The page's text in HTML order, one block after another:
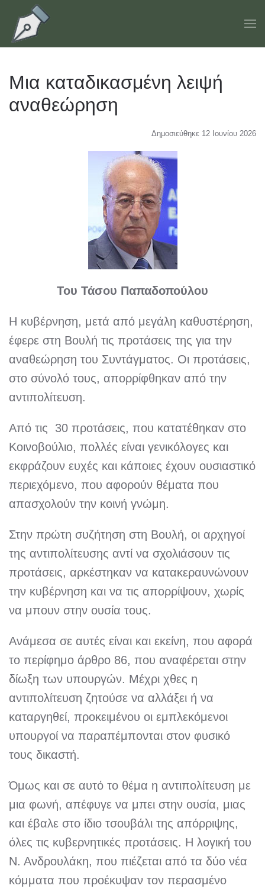
Skip to main content
Μια καταδικασμένη λειψή
αναθεώρηση
Δημοσιεύθηκε 12 Ιουνίου 2026
Του Τάσου Παπαδοπούλου
Η κυβέρνηση, μετά από μεγάλη καθυστέρηση,
έφερε στη Βουλή τις προτάσεις της για την
αναθεώρηση του Συντάγματος. Οι προτάσεις,
στο σύνολό τους, απορρίφθηκαν από την
αντιπολίτευση.
Από τις 30 προτάσεις, που κατατέθηκαν στο
Κοινοβούλιο, πολλές είναι γενικόλογες και
εκφράζουν ευχές και κάποιες έχουν ουσιαστικό
περιεχόμενο, που αφορούν θέματα που
απασχολούν την κοινή γνώμη.
Στην πρώτη συζήτηση στη Βουλή, οι αρχηγοί
της αντιπολίτευσης αντί να σχολιάσουν τις
προτάσεις, αρκέστηκαν να κατακεραυνώνουν
την κυβέρνηση και να τις απορρίψουν, χωρίς
να μπουν στην ουσία τους.
Ανάμεσα σε αυτές είναι και εκείνη, που αφορά
το περίφημο άρθρο 86, που αναφέρεται στην
δίωξη των υπουργών. Μέχρι χθες η
αντιπολίτευση ζητούσε να αλλάξει ή να
καταργηθεί, προκειμένου οι εμπλεκόμενοι
υπουργοί να παραπέμπονται στον φυσικό
τους δικαστή.
Όμως και σε αυτό το θέμα η αντιπολίτευση με
μια φωνή, απέφυγε να μπει στην ουσία, μιας
και έβαλε στο ίδιο τσουβάλι της απόρριψης,
όλες τις κυβερνητικές προτάσεις. Η λογική του
Ν. Ανδρουλάκη, που πιέζεται από τα δύο νέα
κόμματα που προέκυψαν τον περασμένο